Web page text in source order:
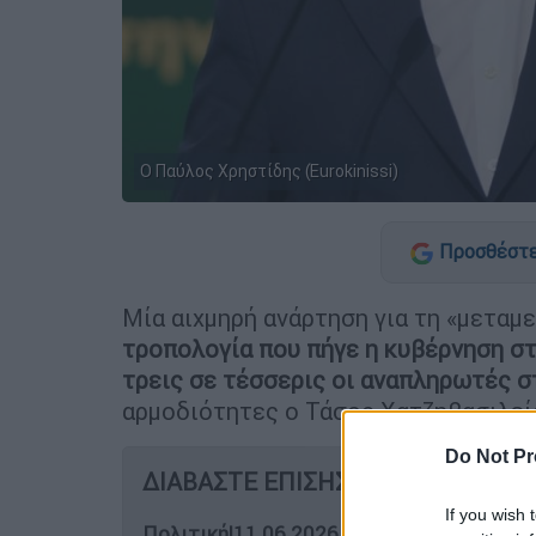
Do Not
If you wish
Ο Παύλος Χρηστίδης (Eurokinissi)
Μία αιχμηρή ανάρτηση για τη
τροπολογία που πήγε η κυβέρνηση
τρεις σε τέσσερις οι αναπληρωτές
αρμοδιότητες ο Τάσος
ΔΙΑΒΑΣΤΕ ΕΠΙΣΗΣ